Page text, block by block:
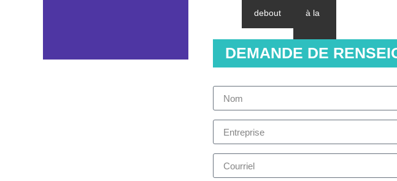
debout à la
DEMANDE DE